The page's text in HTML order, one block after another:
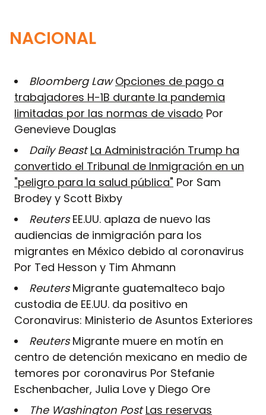
NACIONAL
Bloomberg LawOpciones de pago a
trabajadores H-1B durante la pandemia
limitadas por las normas de visado Por
Genevieve Douglas
Daily BeastLa Administración Trump ha
convertido el Tribunal de Inmigración en un
"peligro para la salud pública" Por Sam
Brodey y Scott Bixby
ReutersEE.UU. aplaza de nuevo las
audiencias de inmigración para los
migrantes en México debido al coronavirus
Por Ted Hesson y Tim Ahmann
ReutersMigrante guatemalteco bajo
custodia de EE.UU. da positivo en
Coronavirus: Ministerio de Asuntos Exteriores
ReutersMigrante muere en motín en
centro de detención mexicano en medio de
temores por coronavirus Por Stefanie
Eschenbacher, Julia Love y Diego Ore
The Washington Post Las reservas